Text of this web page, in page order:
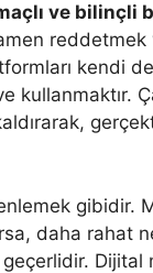
ve bilinçli
kendi
kullanmaktır.
gibidir.
daha rahat
geçerlidir.